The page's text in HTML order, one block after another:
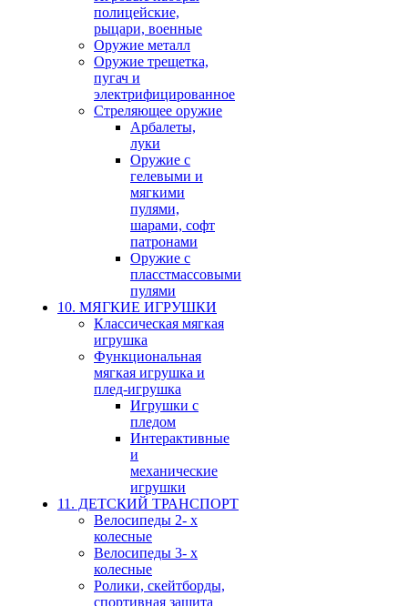
полицейские,
рыцари, военные
Оружие металл
Оружие трещетка,
пугач и
электрифицированное
Стреляющее оружие
Арбалеты,
луки
Оружие с
гелевыми и
мягкими
пулями,
шарами, софт
патронами
Оружие с
пласстмассовыми
пулями
10. МЯГКИЕ ИГРУШКИ
Классическая мягкая
игрушка
Функциональная
мягкая игрушка и
плед-игрушка
Игрушки с
пледом
Интерактивные
и
механические
игрушки
11. ДЕТСКИЙ ТРАНСПОРТ
Велосипеды 2- х
колесные
Велосипеды 3- х
колесные
Ролики, скейтборды,
спортивная защита